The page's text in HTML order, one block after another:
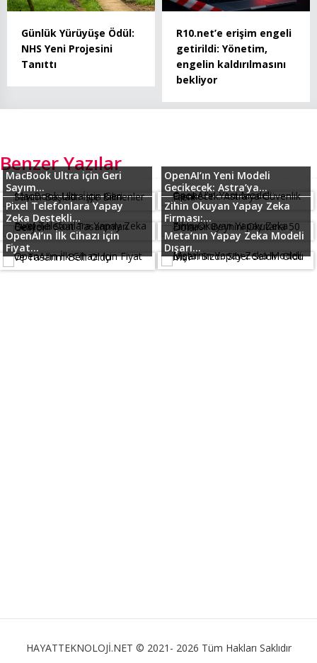
Günlük Yürüyüşe Ödül:
NHS Yeni Projesini
Tanıttı
R10.net’e erişim engeli
getirildi: Yönetim,
engelin kaldırılmasını
bekliyor
Benzer Yazılar
MacBook Ultra için Geri
Sayım...
OpenAI’ın Yeni Modeli
Gecikecek: Astra’ya...
Pixel Telefonlara Yapay
Zeka Destekli...
Zihin Okuyan Yapay Zeka
Firması:...
OpenAI’ın İlk Cihazı için
Fiyat...
Meta’nın Yapay Zeka Modeli
Dışarı...
HAYATTEKNOLOJİ.NET © 2021- 2026 Tüm Hakları Saklıdır